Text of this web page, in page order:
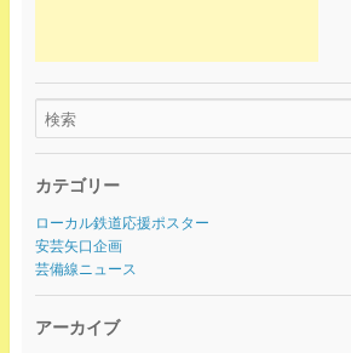
カテゴリー
ローカル鉄道応援ポスター
安芸矢口企画
芸備線ニュース
アーカイブ